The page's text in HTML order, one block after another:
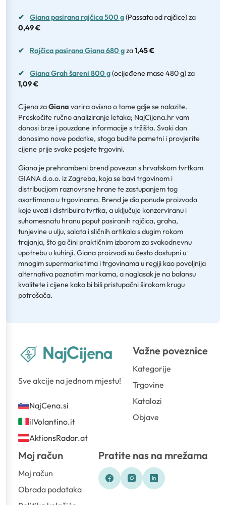
✔ Giana pasirana rajčica 500 g(Passata od rajčice)za
0,49 €
✔ Rajčica pasirana Giana 680 gza1,45 €
✔ Giana Grah šareni 800 g(ocijeđene mase 480 g)za
1,09 €
Cijena zaGiana varira ovisno o tome gdje se nalazite.
Preskočite ručno analiziranje letaka; NajCijena.hr vam
donosi brze i pouzdane informacije s tržišta. Svaki dan
donosimo nove podatke, stoga budite pametni i provjerite
cijene prije svake posjete trgovini.
Giana je prehrambeni brend povezan s hrvatskom tvrtkom
GIANA d.o.o. iz Zagreba, koja se bavi trgovinom i
distribucijom raznovrsne hrane te zastupanjem tog
asortimana u trgovinama. Brend je dio ponude proizvoda
koje uvozi i distribuira tvrtka, a uključuje konzerviranu i
suhomesnatu hranu poput pasiranih rajčica, graha,
tunjevine u ulju, salata i sličnih artikala s dugim rokom
trajanja, što ga čini praktičnim izborom za svakodnevnu
upotrebu u kuhinji. Giana proizvodi su često dostupni u
mnogim supermarketima i trgovinama u regiji kao povoljnija
alternativa poznatim markama, a naglasak je na balansu
kvalitete i cijene kako bi bili pristupačni širokom krugu
potrošača.
Sve akcije na jednom mjestu!
NajCena.si
ilVolantino.it
AktionsRadar.at
Važne poveznice
Kategorije
Trgovine
Katalozi
Objave
Moj račun
Moj račun
Obrada podataka
Pratite nas na mrežama